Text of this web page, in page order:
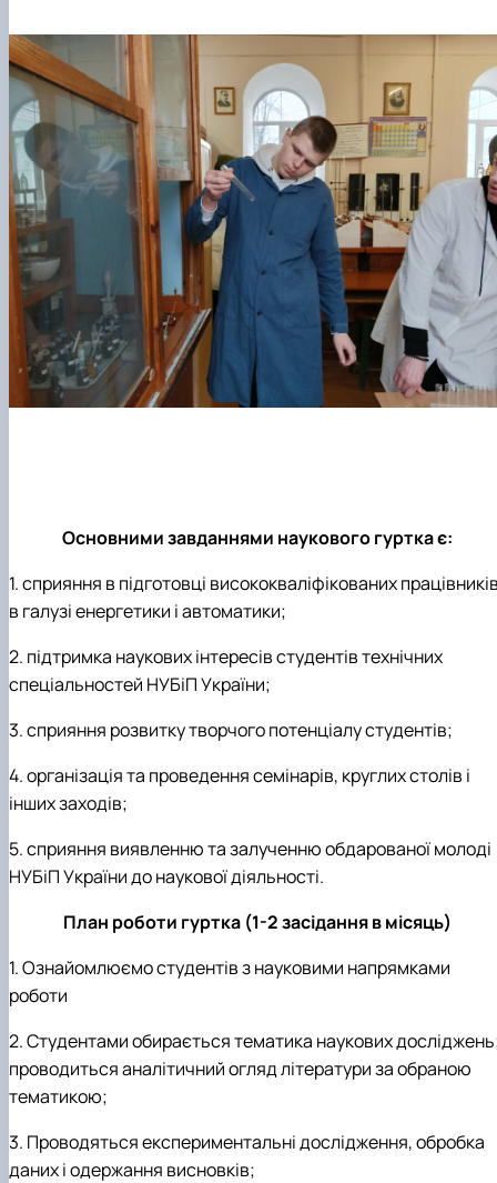
Основними завданнями наукового гуртка є:
1. сприяння в підготовці висококваліфікованих
в галузі енергетики і автоматики;
2. підтримка наукових інтересів студентів технічних
спеціальностей НУБіП України;
3. сприяння розвитку творчого потенціалу студентів;
4. організація та проведення семінарів, круглих столів і
інших заходів;
5. сприяння виявленню та залученню обдарованої молоді
НУБіП України до наукової діяльності.
План роботи гуртка (1-2 засідання в місяць)
1. Ознайомлюємо студентів з науковими напрямками
роботи
2. Студентами обирається тематика наукових
проводиться аналітичний огляд літератури за обраною
тематикою;
3. Проводяться експериментальні дослідження, обробка
даних і одержання висновків;